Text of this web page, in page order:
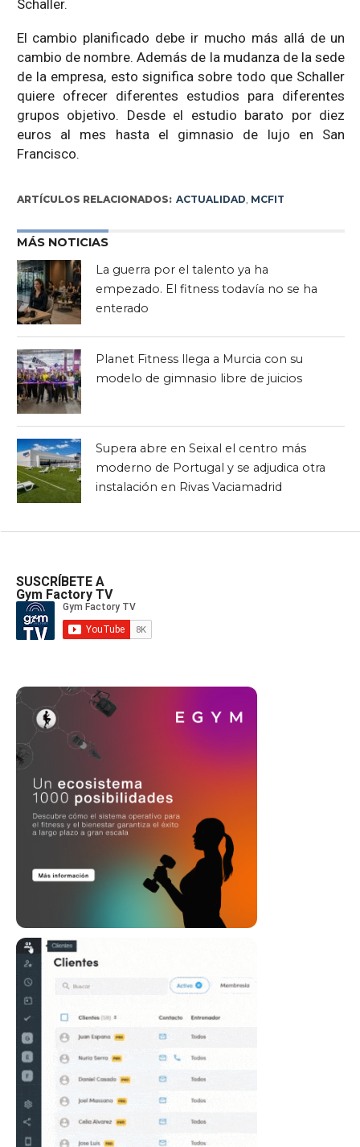
Schaller.
El cambio planificado debe ir mucho más allá de un
cambio de nombre. Además de la mudanza de la sede
de la empresa, esto significa sobre todo que Schaller
quiere ofrecer diferentes estudios para diferentes
grupos objetivo. Desde el estudio barato por diez
euros al mes hasta el gimnasio de lujo en San
Francisco.
ARTÍCULOS RELACIONADOS: ACTUALIDAD, MCFIT
MÁS NOTICIAS
La guerra por el talento ya ha
empezado. El fitness todavía no se ha
enterado
Planet Fitness llega a Murcia con su
modelo de gimnasio libre de juicios
Supera abre en Seixal el centro más
moderno de Portugal y se adjudica otra
instalación en Rivas Vaciamadrid
SUSCRÍBETE A
Gym Factory TV